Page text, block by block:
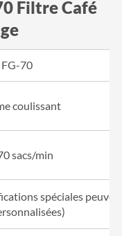
Filtre Café
FG-70
coulissant
sacs/min
spéciales